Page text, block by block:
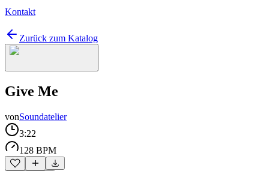
Kontakt
Zurück zum Katalog
Give Me
vonSoundatelier
3:22
128 BPM